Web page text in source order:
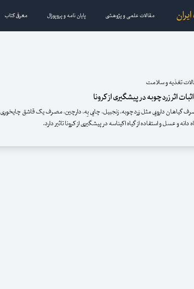
مقالات علمی و پژوهشی پایان نامه و پروپوزال معرفی کتاب
تغذیه و سلامت
اثبات اثر زردچوبه در پیشگیری از کرونا
گیاهان دارویی مثل زردچوبه، زنجبیل، چایی بِه، دارچین، مصرف یک قاشق چایخوری
دانه و عسل و استفاده از گیاه اکیناسه در پیشگیری از کرونا تاثیر دارد.